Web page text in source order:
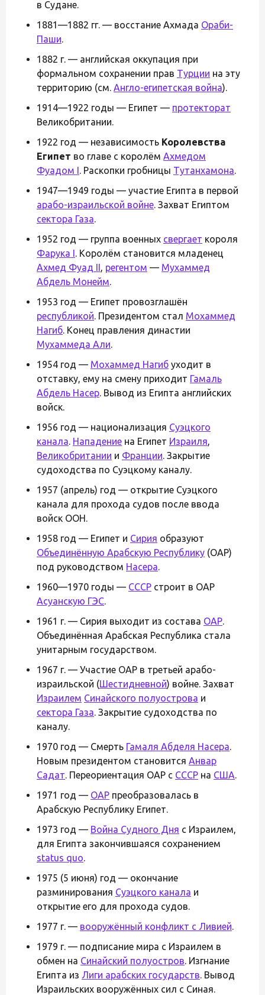
в Судане.
1881—1882 гг. — восстание Ахмада Ораби-
Паши.
1882 г. — английская оккупация при
формальном сохранении прав Турции на эту
территорию (см. Англо-египетская война).
1914—1922 годы — Египет — протекторат
Великобритании.
1922 год — независимость Королевства
Египет во главе с королём Ахмедом
Фуадом I. Раскопки гробницы Тутанхамона.
1947—1949 годы — участие Египта в первой
арабо-израильской войне. Захват Египтом
сектора Газа.
1952 год — группа военных свергает короля
Фарука I. Королём становится младенец
Ахмед Фуад II, регентом — Мухаммед
Абдель Монейм.
1953 год — Египет провозглашён
республикой. Президентом стал Мохаммед
Нагиб. Конец правления династии
Мухаммеда Али.
1954 год — Мохаммед Нагиб уходит в
отставку, ему на смену приходит Гамаль
Абдель Насер. Вывод из Египта английских
войск.
1956 год — национализация Суэцкого
канала. Нападение на Египет Израиля,
Великобритании и Франции. Закрытие
судоходства по Суэцкому каналу.
1957 (апрель) год — открытие Суэцкого
канала для прохода судов после ввода
войск ООН.
1958 год — Египет и Сирия образуют
Объединённую Арабскую Республику (ОАР)
под руководством Насера.
1960—1970 годы — СССР строит в ОАР
Асуанскую ГЭС.
1961 г. — Сирия выходит из состава ОАР.
Объединённая Арабская Республика стала
унитарным государством.
1967 г. — Участие ОАР в третьей арабо-
израильской (Шестидневной) войне. Захват
Израилем Синайского полуострова и
сектора Газа. Закрытие судоходства по
каналу.
1970 год — Смерть Гамаля Абделя Насера.
Новым президентом становится Анвар
Садат. Переориентация ОАР с СССР на США.
1971 год — ОАР преобразовалась в
Арабскую Республику Египет.
1973 год — Война Судного Дня с Израилем,
для Египта закончившаяся сохранением
status quo.
1975 (5 июня) год — окончание
разминирования Суэцкого канала и
открытие его для прохода судов.
1977 г. — вооружённый конфликт с Ливией.
1979 г. — подписание мира с Израилем в
обмен на Синайский полуостров. Изгнание
Египта из Лиги арабских государств. Вывод
Израильских вооружённых сил с Синая.